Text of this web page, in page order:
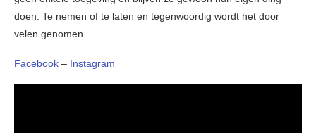
doen. Te nemen of te laten en tegenwoordig wordt het door
velen genomen.
Facebook – Instagram